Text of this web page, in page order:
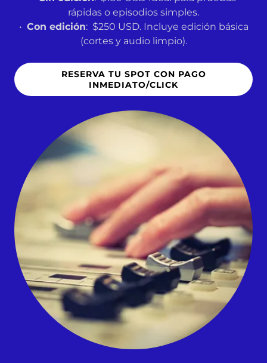
rápidas o episodios simples.
• Con edición: $250 USD. Incluye edición básica
(cortes y audio limpio).
RESERVA TU SPOT CON PAGO
INMEDIATO/CLICK